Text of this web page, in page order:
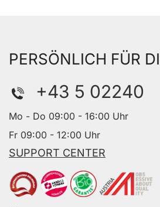
PERSÖNLICH FÜR
+43 5 02240
Mo - Do 09:00 - 16:00 Uhr
Fr 09:00 - 12:00 Uhr
SUPPORT CENTER